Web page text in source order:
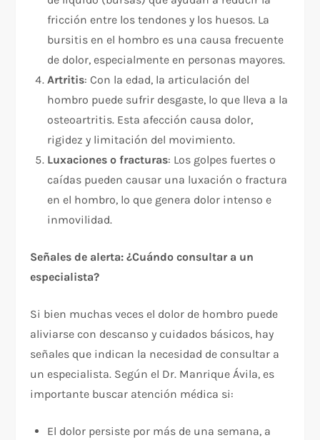
fricción entre los tendones y los huesos. La
bursitis en el hombro es una causa frecuente
de dolor, especialmente en personas mayores.
Artritis: Con la edad, la articulación del
hombro puede sufrir desgaste, lo que lleva a la
osteoartritis. Esta afección causa dolor,
rigidez y limitación del movimiento.
Luxaciones o fracturas: Los golpes fuertes o
caídas pueden causar una luxación o fractura
en el hombro, lo que genera dolor intenso e
inmovilidad.
Señales de alerta: ¿Cuándo consultar a un
especialista?
Si bien muchas veces el dolor de hombro puede
aliviarse con descanso y cuidados básicos, hay
señales que indican la necesidad de consultar a
un especialista. Según el Dr. Manrique Ávila, es
importante buscar atención médica si:
El dolor persiste por más de una semana, a